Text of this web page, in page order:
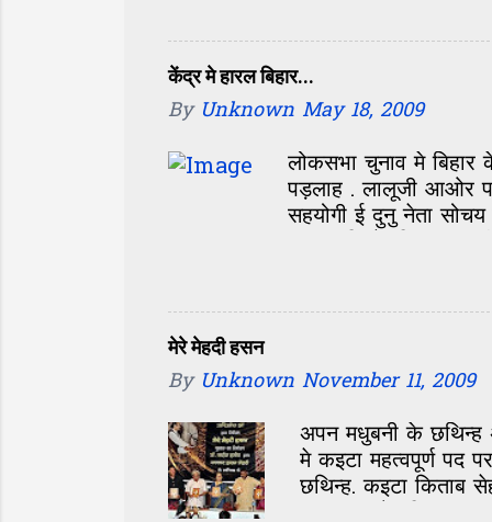
एहि सेंटर के खोलय के शुभ
दास जी अखन 65 साल
आब 55 साल बाद फेर
केंद्र मे हारल बिहार...
By Unknown May 18, 2009
लोकसभा चुनाव मे
पड़लाह . लालूजी आओर
सहयोगी ई दुनु नेता
आब जखन केंद्र मे एक
कि पिछला सरकार मे
मेरे मेहदी हसन
By Unknown November 11, 2009
अपन मधुबनी के छथिन्ह
मे कइटा महत्वपूर्ण
छथिन्ह. कइटा किताब